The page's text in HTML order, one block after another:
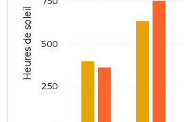
Heures de soleil
250
500